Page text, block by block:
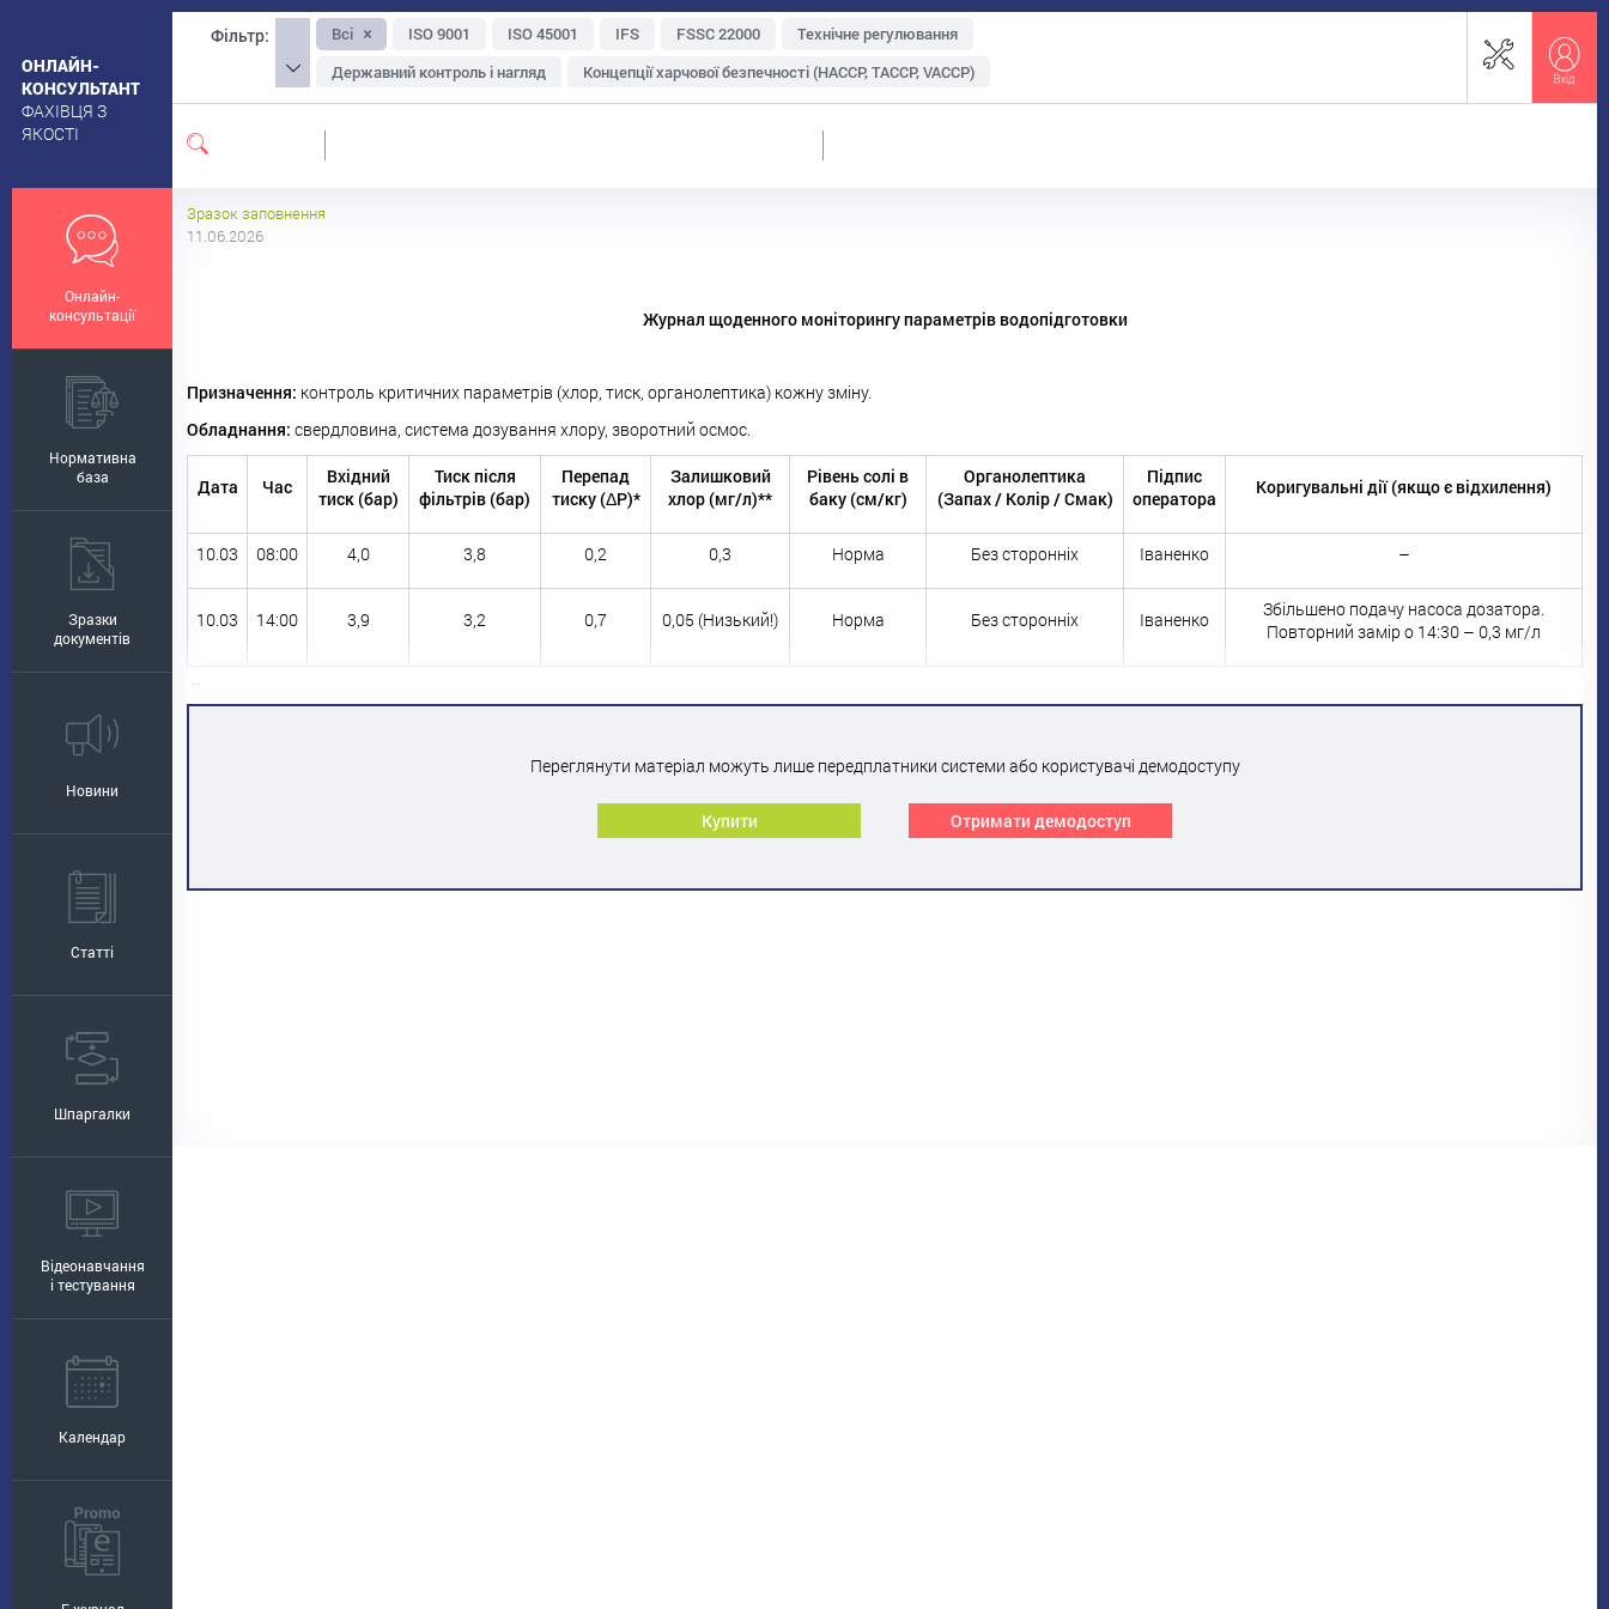
ОНЛАЙН-
КОНСУЛЬТАНТ
ФАХІВЦЯ З
ЯКОСТІ
Онлайн-
консультації
Нормативна
база
Зразки
документів
Новини
Статті
Шпаргалки
Відеонавчання
і тестування
Календар
Фільтр: Всі ISO 9001 ISO 45001 IFS FSSC 22000
Технічне регулювання
Державний контроль і нагляд
Концепції харчової безпечності (НАССР, TACCP, VACCP)
Упаковка та маркування
Зберігання і транспортування
Метрологія
Зразок заповнення
11.06.2026
Журнал щоденного моніторингу параметрів водопідготовки
Призначення: контроль критичних параметрів (хлор, тиск, органолептика) кожну зміну.
Обладнання: свердловина, система дозування хлору, зворотний осмос.
Дата Час
Вхідний
тиск (бар)
Тиск після
фільтрів (бар)
Перепад
тиску (ΔP)*
Залишковий
хлор (мг/л)**
Рівень солі в
баку (см/кг)
Органолептика
(Запах / Колір / Смак)
Підпис
оператора
Коригувальні дії (якщо є відхилення)
10.03 08:00 4,0 3,8 0,2 0,3 Норма Без сторонніх Іваненко –
10.03 14:00 3,9 3,2 0,7 0,05 (Низький!) Норма Без сторонніх Іваненко
Збільшено подачу насоса дозатора.
Повторний замір о 14:30 – 0,3 мг/л
…
Переглянути матеріал можуть лише передплатники системи або користувачі демодоступу
Купити Отримати демодоступ